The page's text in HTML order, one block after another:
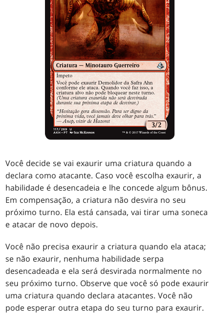
Você decide se vai exaurir uma criatura quando a
declara como atacante. Caso você escolha exaurir, a
habilidade é desencadeia e lhe concede algum bônus.
Em compensação, a criatura não desvira no seu
próximo turno. Ela está cansada, vai tirar uma soneca
e atacar de novo depois.
Você não precisa exaurir a criatura quando ela ataca;
se não exaurir, nenhuma habilidade serpa
desencadeada e ela será desvirada normalmente no
seu próximo turno. Observe que você só pode exaurir
uma criatura quando declara atacantes. Você não
pode esperar outra etapa do seu turno para exaurir.